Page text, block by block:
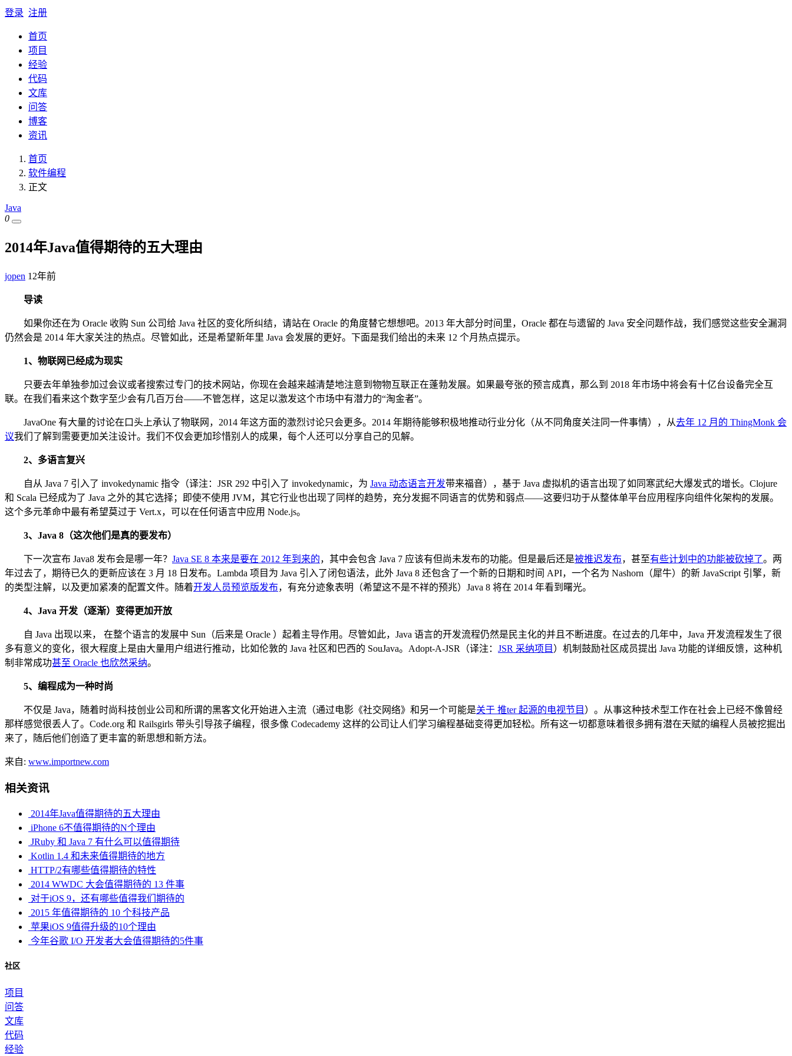
登录 注册
首页
项目
经验
代码
文库
问答
博客
资讯
首页
软件编程
正文
Java
0
2014年Java值得期待的五大理由
jopen 12年前
导读
如果你还在为 Oracle 收购 Sun 公司给 Java 社区的变化所纠结，请站在 Oracle 的角度替它想想吧。2013 年大部分时间里，Oracle 都在与遗留的 Java 安全问题作战，我们感觉这些安全漏洞
仍然会是 2014 年大家关注的热点。尽管如此，还是希望新年里 Java 会发展的更好。下面是我们给出的未来 12 个月热点提示。
1、物联网已经成为现实
只要去年单独参加过会议或者搜索过专门的技术网站，你现在会越来越清楚地注意到物物互联正在蓬勃发展。如果最夸张的预言成真，那么到 2018 年市场中将会有十亿台设备完全互
联。在我们看来这个数字至少会有几百万台——不管怎样，这足以激发这个市场中有潜力的“淘金者”。
JavaOne 有大量的讨论在口头上承认了物联网，2014 年这方面的激烈讨论只会更多。2014 年期待能够积极地推动行业分化（从不同角度关注同一件事情），从去年 12 月的 ThingMonk 会
议我们了解到需要更加关注设计。我们不仅会更加珍惜别人的成果，每个人还可以分享自己的见解。
2、多语言复兴
自从 Java 7 引入了 invokedynamic 指令（译注：JSR 292 中引入了 invokedynamic，为 Java 动态语言开发带来福音），基于 Java 虚拟机的语言出现了如同寒武纪大爆发式的增长。Clojure
和 Scala 已经成为了 Java 之外的其它选择；即使不使用 JVM，其它行业也出现了同样的趋势，充分发掘不同语言的优势和弱点——这要归功于从整体单平台应用程序向组件化架构的发展。
这个多元革命中最有希望莫过于 Vert.x，可以在任何语言中应用 Node.js。
3、Java 8（这次他们是真的要发布）
下一次宣布 Java8 发布会是哪一年？ Java SE 8 本来是要在 2012 年到来的，其中会包含 Java 7 应该有但尚未发布的功能。但是最后还是被推迟发布，甚至有些计划中的功能被砍掉了。两
年过去了，期待已久的更新应该在 3 月 18 日发布。Lambda 项目为 Java 引入了闭包语法，此外 Java 8 还包含了一个新的日期和时间 API，一个名为 Nashorn（犀牛）的新 JavaScript 引擎，新
的类型注解，以及更加紧凑的配置文件。随着开发人员预览版发布，有充分迹象表明（希望这不是不祥的预兆）Java 8 将在 2014 年看到曙光。
4、Java 开发（逐渐）变得更加开放
自 Java 出现以来， 在整个语言的发展中 Sun（后来是 Oracle ）起着主导作用。尽管如此，Java 语言的开发流程仍然是民主化的并且不断进度。在过去的几年中，Java 开发流程发生了很
多有意义的变化，很大程度上是由大量用户组进行推动，比如伦敦的 Java 社区和巴西的 SouJava。Adopt-A-JSR（译注： JSR 采纳项目 ）机制鼓励社区成员提出 Java 功能的详细反馈，这种机
制非常成功甚至 Oracle 也欣然采纳。
5、编程成为一种时尚
不仅是 Java，随着时尚科技创业公司和所谓的黑客文化开始进入主流（通过电影《社交网络》和另一个可能是关于 推ter 起源的电视节目 ）。从事这种技术型工作在社会上已经不像曾经
那样感觉很丢人了。Code.org 和 Railsgirls 带头引导孩子编程，很多像 Codecademy 这样的公司让人们学习编程基础变得更加轻松。所有这一切都意味着很多拥有潜在天赋的编程人员被挖掘出
来了，随后他们创造了更丰富的新思想和新方法。
来自: www.importnew.com
相关资讯
2014年Java值得期待的五大理由
iPhone 6不值得期待的N个理由
JRuby 和 Java 7 有什么可以值得期待
Kotlin 1.4 和未来值得期待的地方
HTTP/2有哪些值得期待的特性
2014 WWDC 大会值得期待的 13 件事
对于iOS 9，还有哪些值得我们期待的
2015 年值得期待的 10 个科技产品
苹果iOS 9值得升级的10个理由
今年谷歌 I/O 开发者大会值得期待的5件事
社区
项目
问答
文库
代码
经验